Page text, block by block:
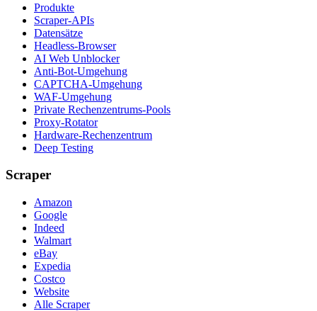
Produkte
Scraper-APIs
Datensätze
Headless-Browser
AI Web Unblocker
Anti-Bot-Umgehung
CAPTCHA-Umgehung
WAF-Umgehung
Private Rechenzentrums-Pools
Proxy-Rotator
Hardware-Rechenzentrum
Deep Testing
Scraper
Amazon
Google
Indeed
Walmart
eBay
Expedia
Costco
Website
Alle Scraper